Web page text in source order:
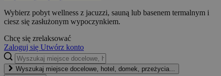
Wybierz pobyt wellness z jacuzzi, sauną lub basenem termalnym i
ciesz się zasłużonym wypoczynkiem.
Chcę się zrelaksować
Zaloguj się Utwórz konto
Wyszukaj miejsce docelowe, hotel, domek, przeżycia...